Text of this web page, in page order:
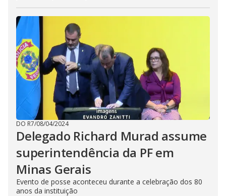
DO R7/08/04/2024
Delegado Richard Murad assume
superintendência da PF em
Minas Gerais
Evento de posse aconteceu durante a celebração dos 80
anos da instituição